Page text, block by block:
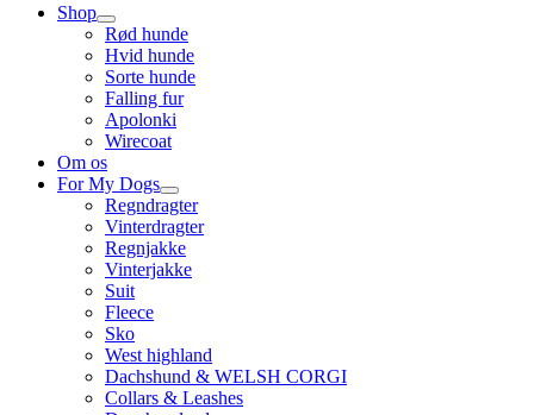
Shop
Rød hunde
Hvid hunde
Sorte hunde
Falling fur
Apolonki
Wirecoat
Om os
For My Dogs
Regndragter
Vinterdragter
Regnjakke
Vinterjakke
Suit
Fleece
Sko
West highland
Dachshund & WELSH CORGI
Collars & Leashes